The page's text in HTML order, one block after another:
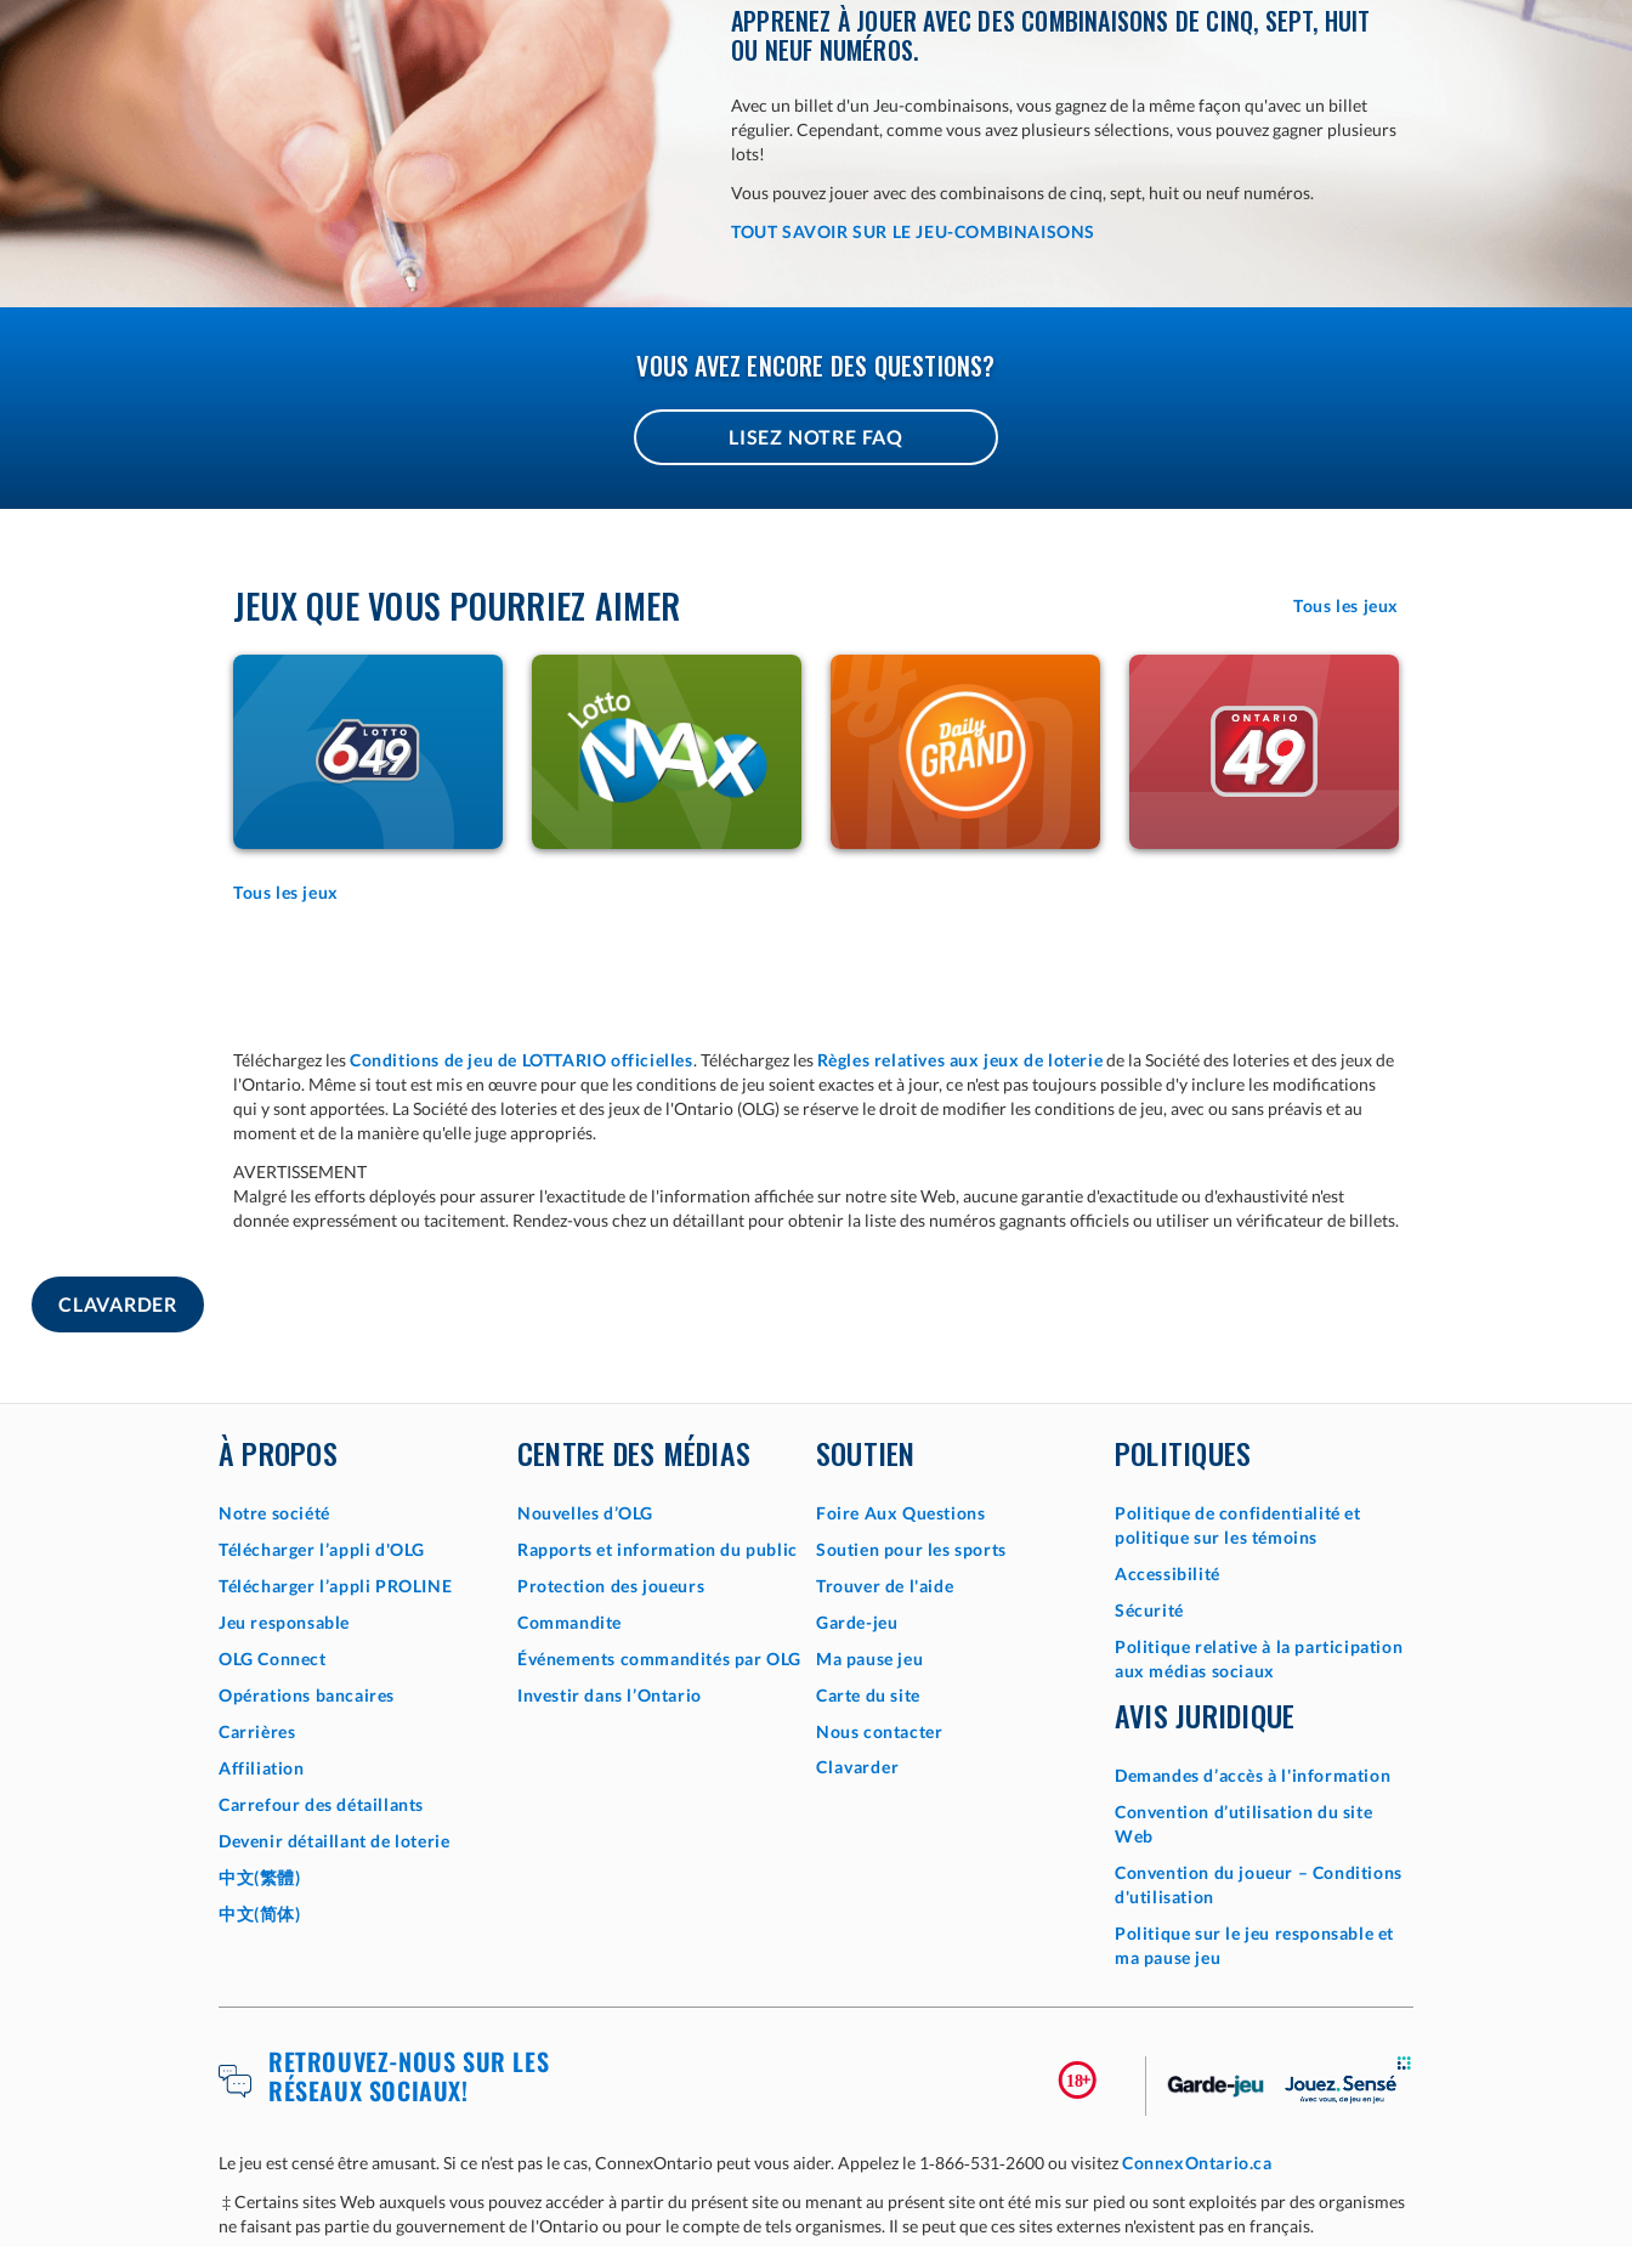
APPRENEZ À JOUER AVEC DES COMBINAISONS DE CINQ, SEPT, HUIT
OU NEUF NUMÉROS.
Avec un billet d'un Jeu-combinaisons, vous gagnez de la même façon qu'avec un billet
régulier. Cependant, comme vous avez plusieurs sélections, vous pouvez gagner plusieurs
lots!
Vous pouvez jouer avec des combinaisons de cinq, sept, huit ou neuf numéros.
TOUT SAVOIR SUR LE JEU-COMBINAISONS
VOUS AVEZ ENCORE DES QUESTIONS?
LISEZ NOTRE FAQ
JEUX QUE VOUS POURRIEZ AIMER Tous les jeux
ACHETER
EN SAVOIR PLUS
ACHETER
EN SAVOIR PLUS
ACHETER
EN SAVOIR PLUS
ACHETER
EN SAVOIR PLUS
Tous les jeux
Téléchargez lesConditions de jeu de LOTTARIO officielles. Téléchargez les Règles relatives aux jeux de loteriede la Société des loteries et des jeux de
l'Ontario. Même si tout est mis en œuvre pour que les conditions de jeu soient exactes et à jour, ce n'est pas toujours possible d'y inclure les modifications
qui y sont apportées. La Société des loteries et des jeux de l'Ontario (OLG) se réserve le droit de modifier les conditions de jeu, avec ou sans préavis et au
moment et de la manière qu'elle juge appropriés.
AVERTISSEMENT
Malgré les efforts déployés pour assurer l'exactitude de l'information affichée sur notre site Web, aucune garantie d'exactitude ou d'exhaustivité n'est
donnée expressément ou tacitement. Rendez-vous chez un détaillant pour obtenir la liste des numéros gagnants officiels ou utiliser un vérificateur de billets.
CLAVARDER
À PROPOS
Notre société
Télécharger l’appli d'OLG
Télécharger l’appli PROLINE
Jeu responsable
OLG Connect
Opérations bancaires
Carrières
Affiliation
Carrefour des détaillants
Devenir détaillant de loterie
中文(繁體)
中文(简体)
CENTRE DES MÉDIAS
Nouvelles d’OLG
Rapports et information du public
Protection des joueurs
Commandite
Événements commandités par OLG
Investir dans l’Ontario
SOUTIEN
Foire Aux Questions
Soutien pour les sports
Trouver de l'aide
Garde-jeu
Ma pause jeu
Carte du site
Nous contacter
Clavarder
POLITIQUES
Politique de confidentialité et
politique sur les témoins
Accessibilité
Sécurité
Politique relative à la participation
aux médias sociaux
AVIS JURIDIQUE
Demandes d’accès à l'information
Convention d’utilisation du site
Web
Convention du joueur – Conditions
d'utilisation
Politique sur le jeu responsable et
ma pause jeu
RETROUVEZ-NOUS SUR LES
RÉSEAUX SOCIAUX!
Le jeu est censé être amusant. Si ce n’est pas le cas, ConnexOntario peut vous aider. Appelez le 1‑866‑531‑2600 ou visitezConnexOntario.ca
‡ Certains sites Web auxquels vous pouvez accéder à partir du présent site ou menant au présent site ont été mis sur pied ou sont exploités par des organismes
ne faisant pas partie du gouvernement de l'Ontario ou pour le compte de tels organismes. Il se peut que ces sites externes n'existent pas en français.